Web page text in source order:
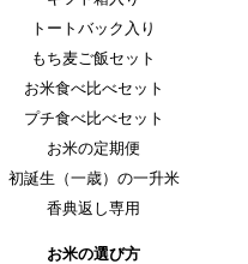
トートバック入り
もち麦ご飯セット
お米食べ比べセット
プチ食べ比べセット
お米の定期便
初誕生（一歳）の一升米
香典返し専用
お米の選び方